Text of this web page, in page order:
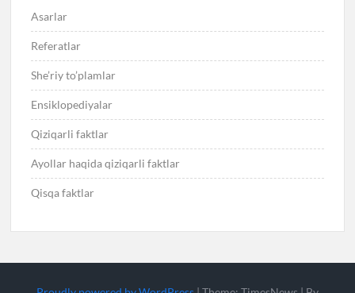
Asarlar
Referatlar
She’riy to’plamlar
Ensiklopediyalar
Qiziqarli faktlar
Ayollar haqida qiziqarli faktlar
Qisqa faktlar